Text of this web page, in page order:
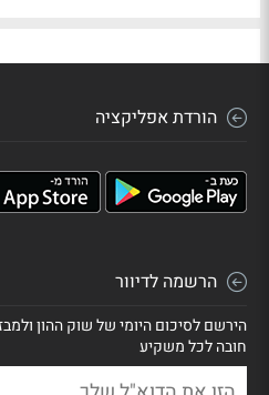
הורדת אפליקציה
הרשמה לדיוור
הירשם לסיכום היומי של שוק ההון
חובה לכל משקיע